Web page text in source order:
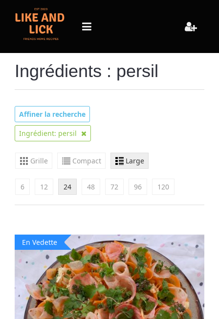
Ingrédients : persil
Affiner la recherche
Ingrédient: persil
Grille Compact Large
6 12 24 48 72 96 120
En Vedette